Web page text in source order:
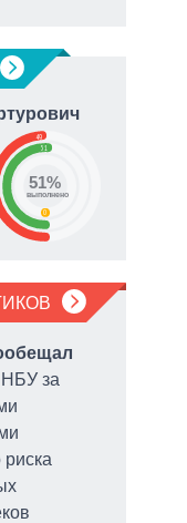
49
51
0
51%
выполнено
НБУ за
риска